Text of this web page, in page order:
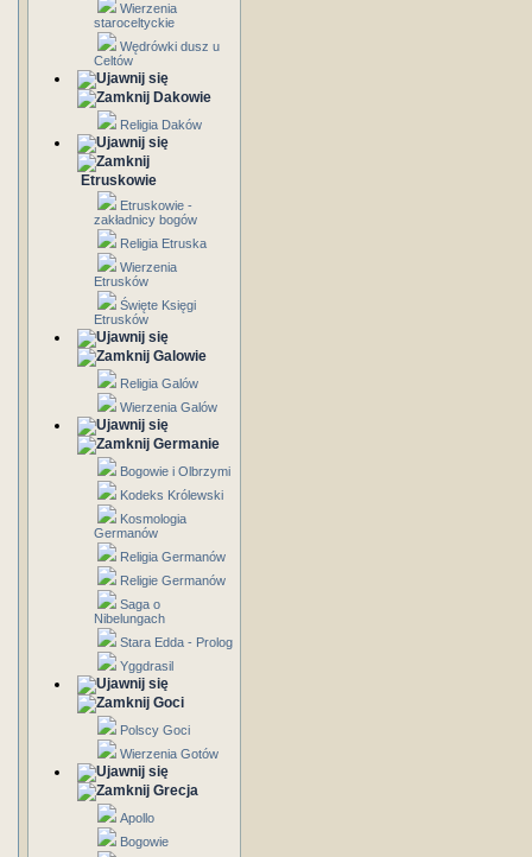
Wierzenia
staroceltyckie
Wędrówki dusz u
Celtów
Dakowie
Religia Daków
Etruskowie
Etruskowie -
zakładnicy bogów
Religia Etruska
Wierzenia
Etrusków
Święte Księgi
Etrusków
Galowie
Religia Galów
Wierzenia Galów
Germanie
Bogowie i Olbrzymi
Kodeks Królewski
Kosmologia
Germanów
Religia Germanów
Religie Germanów
Saga o
Nibelungach
Stara Edda - Prolog
Yggdrasil
Goci
Polscy Goci
Wierzenia Gotów
Grecja
Apollo
Bogowie